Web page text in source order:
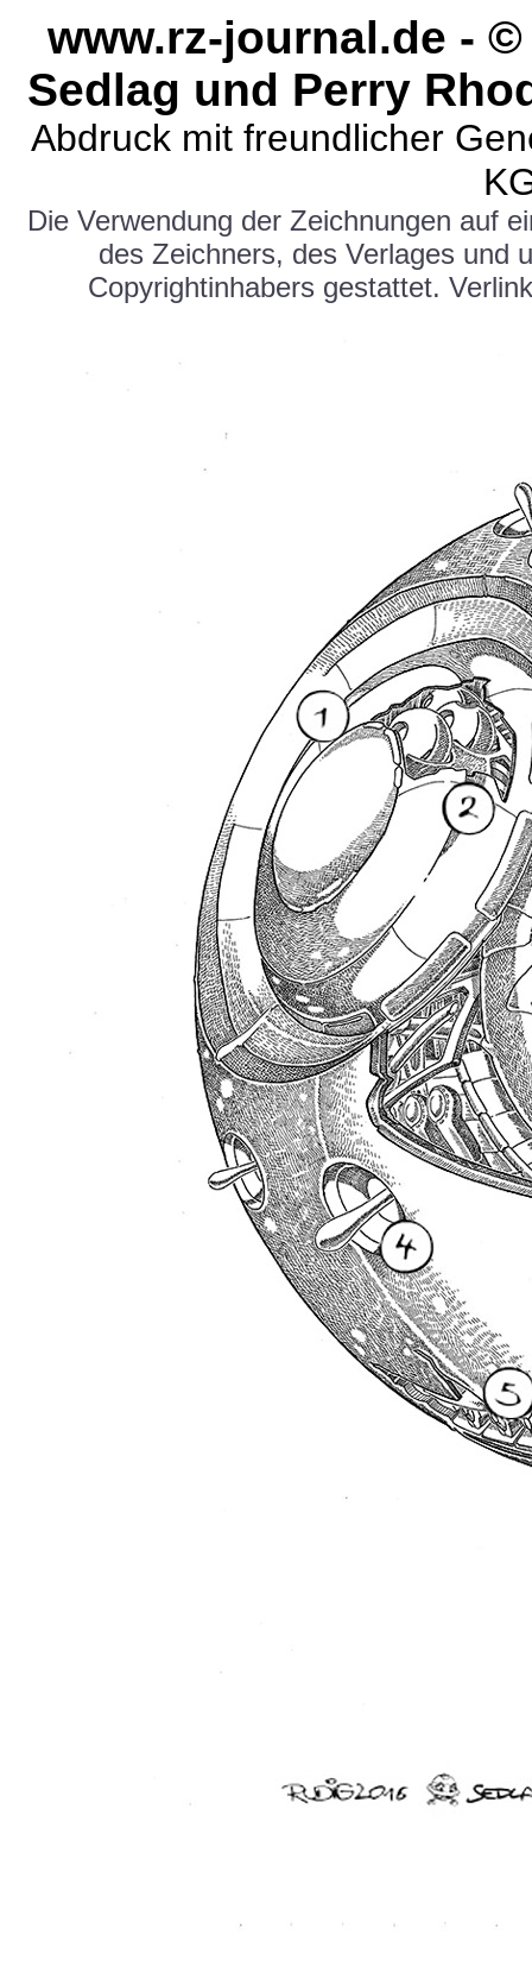
www.rz-journal.de -
Sedlag und Perry
Abdruck mit freundlicher
Die Verwendung der Zeichnungen auf
des Zeichners, des Verlages und
Copyrightinhabers gestattet.